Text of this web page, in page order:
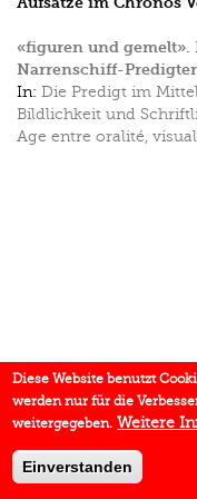
«figuren und gemelt».
Narrenschiff-
In: Die Predigt im
Bildlichkeit und
Age entre oralité,
Diese Website benutzt
werden nur für die
weitergegeben. Weitere
Einverstanden